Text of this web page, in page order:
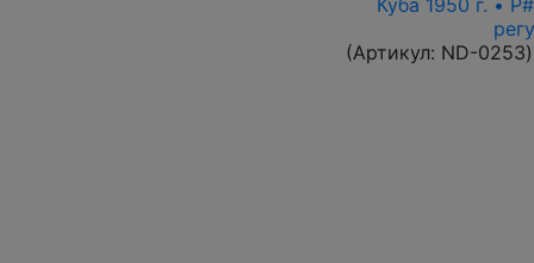
Куба 1950 г. •
(Артикул: ND-0253)